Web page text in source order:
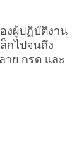
งผู้ปฏิบัติงาน
กไปจนถึง
ย กรด และ